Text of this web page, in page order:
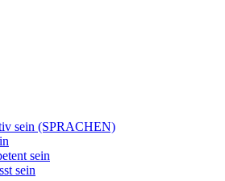
sein (SPRACHEN)
sein
sein